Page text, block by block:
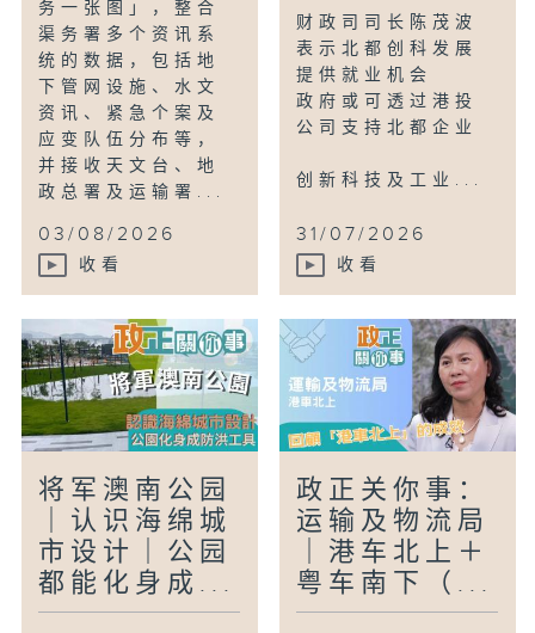
务一张图」，整合
渠务署多个资讯系
统的数据，包括地
下管网设施、水文
资讯、紧急个案及
应变队伍分布等，
并接收天文台、地
政总署及运输署...
03/08/2026
收看
财政司司长陈茂波
表示北都创科发展
提供就业机会
政府或可透过港投
公司支持北都企业
创新科技及工业...
31/07/2026
收看
将军澳南公园
｜认识海绵城
市设计｜公园
都能化身成...
政正关你事：
运输及物流局
｜港车北上＋
粤车南下（...